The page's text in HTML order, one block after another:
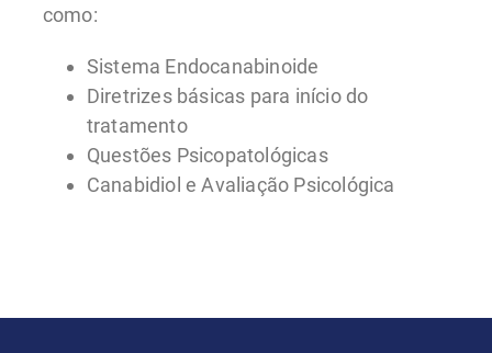
como:
Sistema Endocanabinoide
Diretrizes básicas para início do
tratamento
Questões Psicopatológicas
Canabidiol e Avaliação Psicológica